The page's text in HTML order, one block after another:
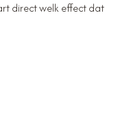
direct welk effect dat